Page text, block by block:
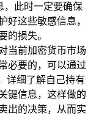
，此时一定要确保
好这些敏感信息，
的损失。
当前加密货币市场
必要的，可以通过
详细了解自己持有
键信息，这样做的
出的决策，从而实